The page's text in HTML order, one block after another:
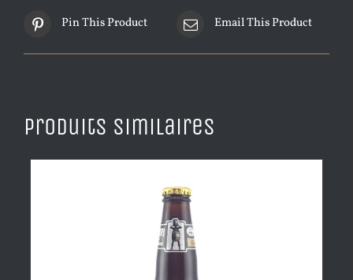
Pin This Product Email This Product
Produits similaires